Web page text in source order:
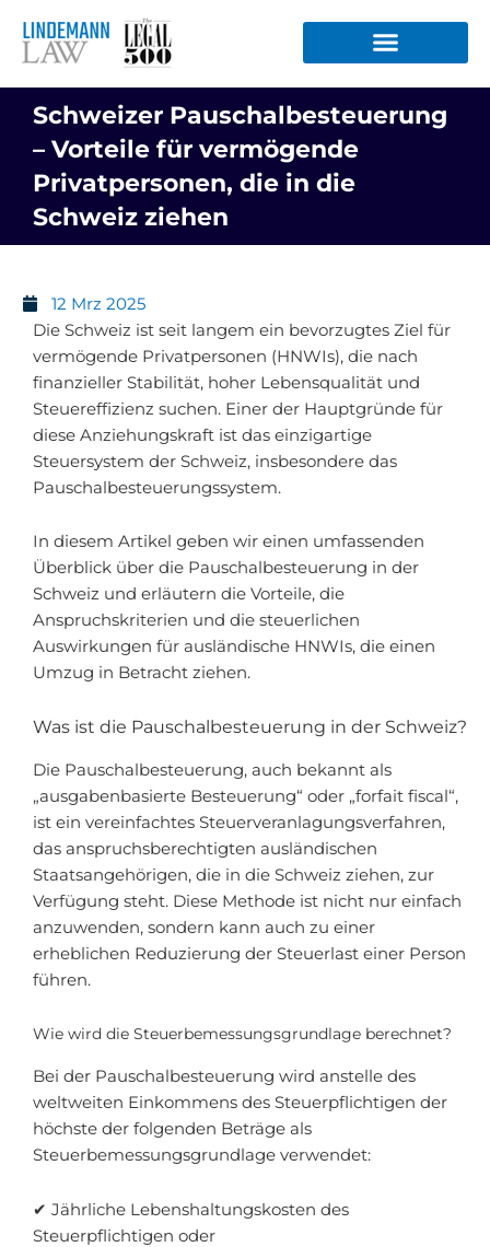
Inhalt
springen
Schweizer Pauschalbesteuerung
– Vorteile für vermögende
Privatpersonen, die in die
Schweiz ziehen
12 Mrz 2025
Die Schweiz ist seit langem ein bevorzugtes Ziel für
vermögende Privatpersonen (HNWIs), die nach
finanzieller Stabilität, hoher Lebensqualität und
Steuereffizienz suchen. Einer der Hauptgründe für
diese Anziehungskraft ist das einzigartige
Steuersystem der Schweiz, insbesondere das
Pauschalbesteuerungssystem.
In diesem Artikel geben wir einen umfassenden
Überblick über die Pauschalbesteuerung in der
Schweiz und erläutern die Vorteile, die
Anspruchskriterien und die steuerlichen
Auswirkungen für ausländische HNWIs, die einen
Umzug in Betracht ziehen.
Was ist die Pauschalbesteuerung in der Schweiz?
Die Pauschalbesteuerung, auch bekannt als
„ausgabenbasierte Besteuerung“ oder „forfait fiscal“,
ist ein vereinfachtes Steuerveranlagungsverfahren,
das anspruchsberechtigten ausländischen
Staatsangehörigen, die in die Schweiz ziehen, zur
Verfügung steht. Diese Methode ist nicht nur einfach
anzuwenden, sondern kann auch zu einer
erheblichen Reduzierung der Steuerlast einer Person
führen.
Wie wird die Steuerbemessungsgrundlage berechnet?
Bei der Pauschalbesteuerung wird anstelle des
weltweiten Einkommens des Steuerpflichtigen der
höchste der folgenden Beträge als
Steuerbemessungsgrundlage verwendet:
✔ Jährliche Lebenshaltungskosten des
Steuerpflichtigen oder